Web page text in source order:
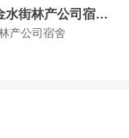
已安装电梯 城东片区金水街林产公司宿舍套三可看江景
产公司宿舍